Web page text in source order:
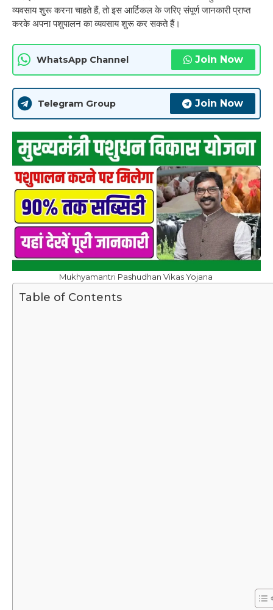
व्यवसाय शुरू करना चाहते हैं, तो इस आर्टिकल के जरिए संपूर्ण जानकारी प्राप्त
करके अपना पशुपालन का व्यवसाय शुरू कर सकते हैं।
WhatsApp Channel Join Now
Telegram Group Join Now
Mukhyamantri Pashudhan Vikas Yojana
Table of Contents